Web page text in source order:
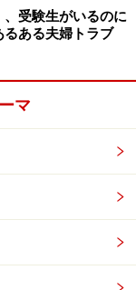
いもの。言わな
うなのか一度見
受験生がいるのに
るある夫婦トラブ
マ